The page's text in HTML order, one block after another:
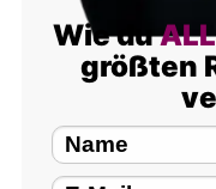
Wie du
größten